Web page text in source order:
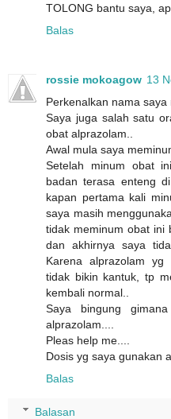
TOLONG bantu saya,
Balas
rossie mokoagow 13
Perkenalkan nama saya
Saya juga salah satu
obat alprazolam..
Awal mula saya
Setelah minum obat
badan terasa enteng
kapan pertama kali
saya masih
tidak meminum obat ini
dan akhirnya saya
Karena alprazolam yg
tidak bikin kantuk, tp
kembali normal..
Saya bingung
alprazolam....
Pleas help me....
Dosis yg saya gunakan
Balas
Balasan